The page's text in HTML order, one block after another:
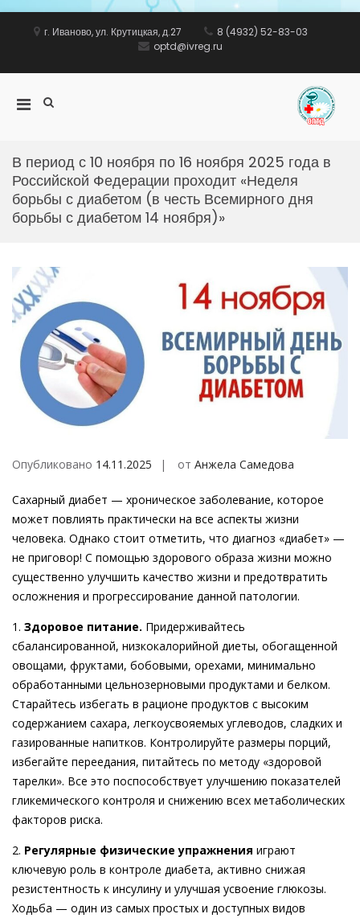
г. Иваново, ул. Крутицкая, д.27
8 (4932) 52-83-03
optd@ivreg.ru
Показать
Основное
мобильных
В период с 10 ноября по 16 ноября 2025 года в
Российской Федерации проходит «Неделя
борьбы с диабетом (в честь Всемирного дня
борьбы с диабетом 14 ноября)»
Опубликовано 14.11.2025 от Анжела Самедова
Сахарный диабет — хроническое заболевание, которое
может повлиять практически на все аспекты жизни
человека. Однако стоит отметить, что диагноз «диабет» —
не приговор! С помощью здорового образа жизни можно
существенно улучшить качество жизни и предотвратить
осложнения и прогрессирование данной патологии.
1. Здоровое питание. Придерживайтесь
сбалансированной, низкокалорийной диеты, обогащенной
овощами, фруктами, бобовыми, орехами, минимально
обработанными цельнозерновыми продуктами и белком.
Старайтесь избегать в рационе продуктов с высоким
содержанием сахара, легкоусвояемых углеводов, сладких и
газированные напитков. Контролируйте размеры порций,
избегайте переедания, питайтесь по методу «здоровой
тарелки». Все это поспособствует улучшению показателей
гликемического контроля и снижению всех метаболических
факторов риска.
2. Регулярные физические упражнения играют
ключевую роль в контроле диабета, активно снижая
резистентность к инсулину и улучшая усвоение глюкозы.
Ходьба — один из самых простых и доступных видов